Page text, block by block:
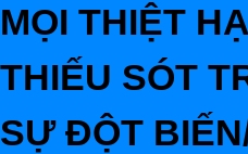
MỌI THIỆT
THIẾU SÓT
SỰ ĐỘT